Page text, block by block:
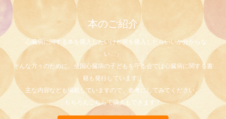
本のご紹介
「心臓病に関する本を購入したいけど何を購入したらいいか分からな
い…」
そんな方々のために、全国心臓病の子どもを守る会では心臓病に関する書
籍も発行しています。
主な内容なども掲載していますので、参考にしてみてください。
もちろんこちらで購入もできます！